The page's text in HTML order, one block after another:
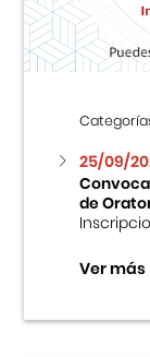
25/09/
de
Ver más